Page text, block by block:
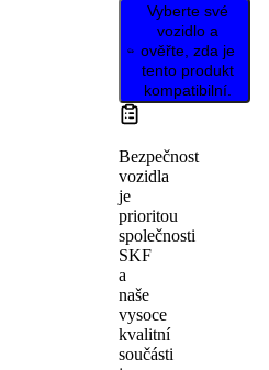
Vyberte své
vozidlo a
ověřte, zda je
tento produkt
kompatibilní.
Bezpečnost
vozidla
je
prioritou
společnosti
SKF
a
naše
vysoce
kvalitní
součásti